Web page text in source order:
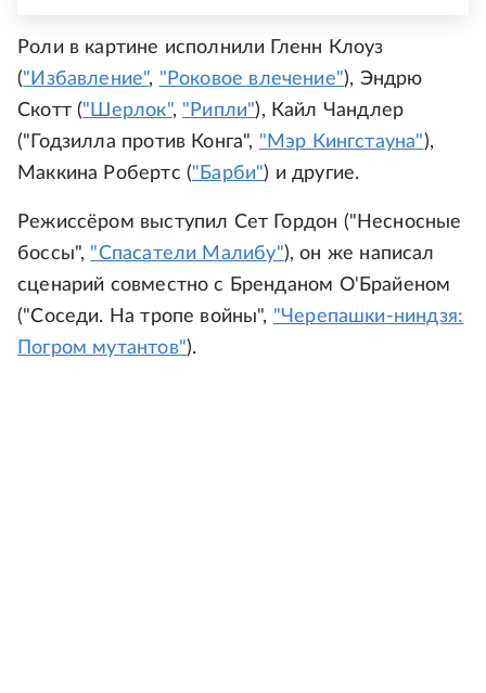
Роли в картине исполнили Гленн Клоуз
("Избавление", "Роковое влечение"), Эндрю
Скотт ("Шерлок", "Рипли"), Кайл Чандлер
("Годзилла против Конга", "Мэр Кингстауна"),
Маккина Робертс ("Барби") и другие.
Режиссёром выступил Сет Гордон ("Несносные
боссы", "Спасатели Малибу"), он же написал
сценарий совместно с Бренданом О'Брайеном
("Соседи. На тропе войны", "Черепашки-ниндзя:
Погром мутантов").